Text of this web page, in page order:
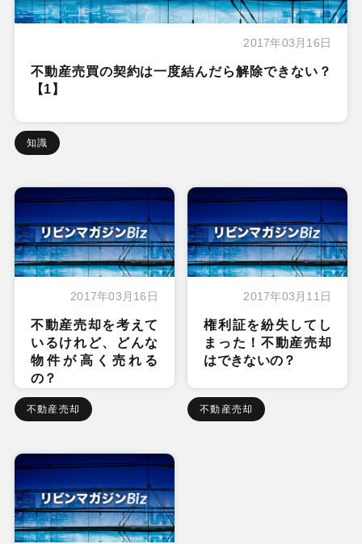
2017年03月16日
不動産売買の契約は一度結んだら解除できない？
【1】
知識
2017年03月16日
不動産売却を考えて
いるけれど、どんな
物件が高く売れる
の？
不動産売却
2017年03月11日
権利証を紛失してし
まった！不動産売却
はできないの？
不動産売却